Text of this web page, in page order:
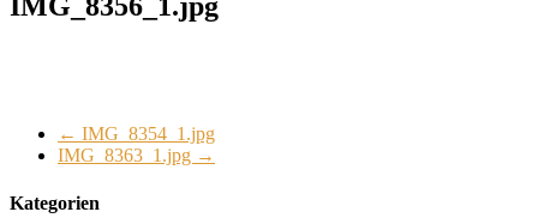
IMG_8356_1.jpg
← IMG_8354_1.jpg
IMG_8363_1.jpg →
Kategorien